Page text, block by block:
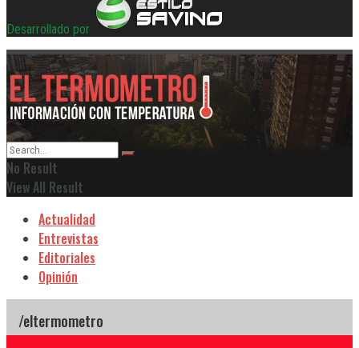
Desarrollado por
No Result
View All Result
Actualidad
Entrevistas
Editoriales
Opinión